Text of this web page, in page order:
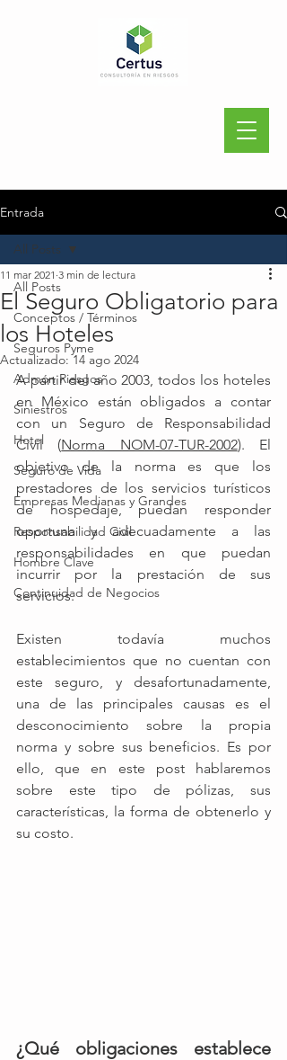
Entrada
All Posts
Conceptos / Términos
Seguros Pyme
Admón Riesgos
Siniestros
Hotel
Seguro de Vida
Empresas Medianas y Grandes
Responsabilidad Civil
Hombre Clave
Continuidad de Negocios
All Posts
El Seguro Obligatorio para
los Hoteles
11 mar 2021 3 min de lectura
Actualizado:14 ago 2024
A partir del año 2003, todos los hoteles
en México están obligados a contar
con un Seguro de Responsabilidad
Civil (Norma NOM-07-TUR-2002). El
objetivo de la norma es que los
prestadores de los servicios turísticos
de hospedaje, puedan responder
oportuna y adecuadamente a las
responsabilidades en que puedan
incurrir por la prestación de sus
servicios.
Existen todavía muchos
establecimientos que no cuentan con
este seguro, y desafortunadamente,
una de las principales causas es el
desconocimiento sobre la propia
norma y sobre sus beneficios. Es por
ello, que en este post hablaremos
sobre este tipo de pólizas, sus
características, la forma de obtenerlo y
su costo.
¿Qué obligaciones establece